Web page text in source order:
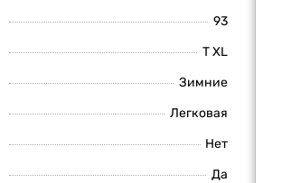
93
T XL
Зимние
Легковая
Нет
Да